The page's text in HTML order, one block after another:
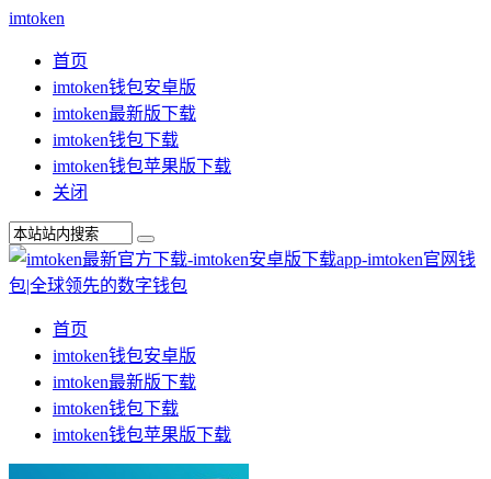
imtoken
首页
imtoken钱包安卓版
imtoken最新版下载
imtoken钱包下载
imtoken钱包苹果版下载
关闭
首页
imtoken钱包安卓版
imtoken最新版下载
imtoken钱包下载
imtoken钱包苹果版下载